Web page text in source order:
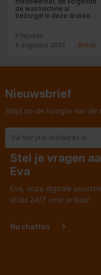
de wasmachine al
bezorgd! In deze drukke
P.Nijssen
6 augustus 2026
Bekijk
Nieuwsbrief
Altijd op de hoogte van de
Stel je vragen
Eva
Eva, onze digitale
staat 24/7 voor je klaar
Nu chatten